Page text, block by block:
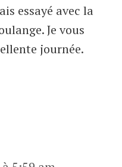
essayé avec la
Je vous
journée.